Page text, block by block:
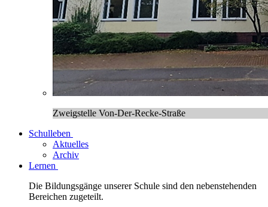
Zweigstelle Von-Der-Recke-Straße
Schulleben
Aktuelles
Archiv
Lernen
Die Bildungsgänge unserer Schule sind den nebenstehenden
Bereichen zugeteilt.